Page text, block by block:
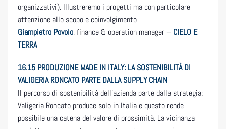
organizzativi). Illustreremo i progetti ma con particolare
attenzione allo scopo e coinvolgimento
Giampietro Povolo, finance & operation manager – CIELO E
TERRA
16.15 PRODUZIONE MADE IN ITALY: LA SOSTENIBILITÀ DI
VALIGERIA RONCATO PARTE DALLA SUPPLY CHAIN
Il percorso di sostenibilità dell’azienda parte dalla strategia:
Valigeria Roncato produce solo in Italia e questo rende
possibile una catena del valore di prossimità. La vicinanza